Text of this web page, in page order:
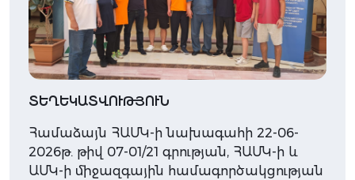
ՏԵՂԵԿԱՏՎՈՒԹՅՈՒՆ
Համաձայն ՀԱՄԿ-ի նախագահի 22-06-
2026թ. թիվ 07-01/21 գրության, ՀԱՄԿ-ի և
ԱՄԿ-ի միջազգային համագործակցության